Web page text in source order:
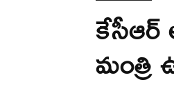
మంత్రి